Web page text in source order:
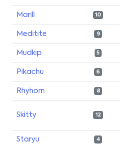
Marill 10
Meditite 9
Mudkip 5
Pikachu 6
Rhyhorn 8
Skitty 12
Staryu 4